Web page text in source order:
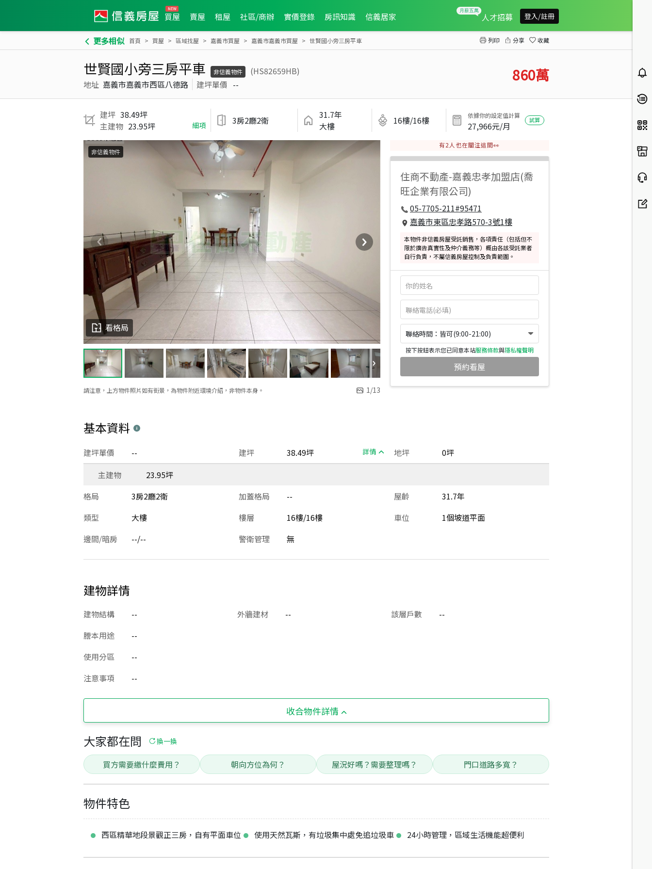
買屋 賣屋 租屋 社區/商辦 實價登錄 房訊知識 信義居家 人才招募 登入/註冊
更多相似 首頁 買屋 區域找屋 嘉義市買屋 嘉義市嘉義市買屋 世賢國小旁三房平車 列印 分享 收藏
世賢國小旁三房平車 非信義物件
(HS82659HB)
地址 嘉義市嘉義市西區八德路 建坪單價 -- 860萬
建坪 38.49坪
主建物 23.95坪 細項 3房2廳2衛
31.7年
大樓
16樓/16樓 依據你的設定值計算
27,966元/月
試算
請注意，上方物件照片如有街景，為物件附近環境介紹，非物件本身。 1/13
看格局
非信義物件
有2 人也在關注這間👀
住商不動產-嘉義忠孝加盟店(喬
旺企業有限公司)
05-7705-211#95471
嘉義市東區忠孝路570-3號1樓
本物件非信義房屋受託銷售，各項責任（包括但不
限於廣告真實性及仲介義務等）概由各該受託業者
自行負責，不屬信義房屋控制及負責範圍。
聯絡時間：皆可(9:00-21:00)
按下按鈕表示您已同意本站服務條款與隱私權聲明
預約看屋
基本資料
建坪 38.49坪 詳情
建坪單價 -- 地坪
0坪
主建物
23.95坪
格局
3房2廳2衛 加蓋格局 -- 屋齡
31.7年
類型
大樓 樓層 16樓/16樓 車位
1個坡道平面
邊間/暗房
--/-- 警衛管理 無
建物詳情
建物結構 -- 外牆建材 -- 該層戶數
--
謄本用途
--
使用分區
--
注意事項
--
收合物件詳情
大家都在問 換一換
買方需要繳什麼費用？ 朝向方位為何？ 屋況好嗎？需要整理嗎？ 門口道路多寬？
物件特色
西區精華地段景觀正三房，自有平面車位 使用天然瓦斯，有垃圾集中處免追垃圾車 24小時管理，區域生活機能超便利